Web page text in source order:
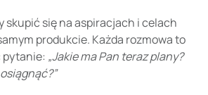
skupić się na aspiracjach i celach
produkcie. Każda rozmowa to
pytanie: „Jakie ma Pan teraz plany?